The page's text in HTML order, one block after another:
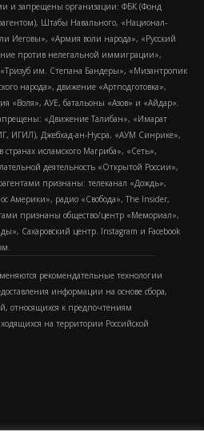
и запрещены организации: ФБК (Фонд
Штабы Навального, «Национал-
Иеговы», «Армия воли народа», «Русский
против нелегальной иммиграции»,
им. Степана Бандеры», «Мизантропик
народа», движение «Артподготовка»,
«Воля», АУЕ, батальоны «Азов» и «Айдар».
«Движение Талибан», «Имарат
ИГИЛ), Джебхад-ан-Нусра, «АУМ Синрике»,
исламского Магриба», «Сеть»,
деятельность «Открытой России»,
признаны: телеканал «Дождь»,
Америки», радио «Свобода», The Insider,
признаны общество/центр «Мемориал»,
Сахаровский центр. Instagram и Facebook
рекомендательные технологии
информации на основе сбора,
относящихся к предпочтениям
на территории Российской